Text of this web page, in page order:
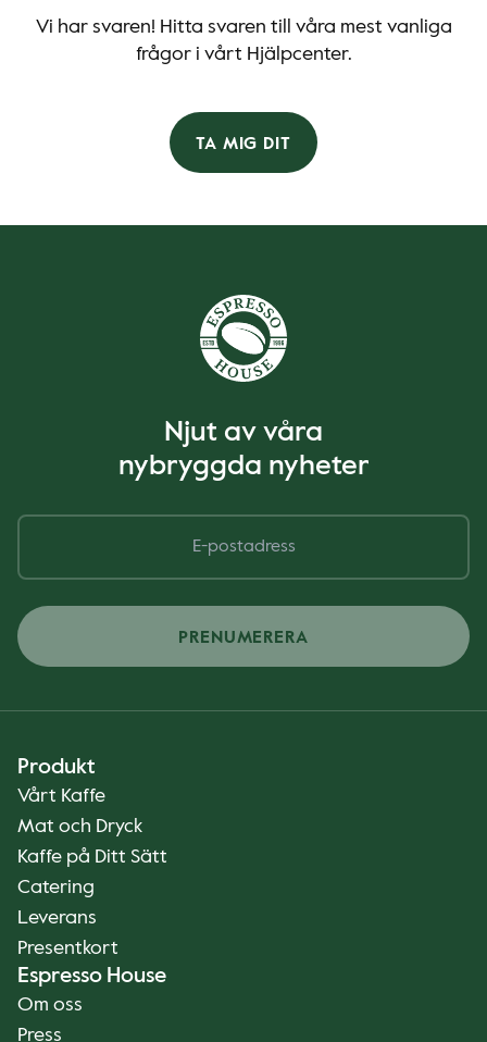
Vi har svaren! Hitta svaren till våra mest vanliga
frågor i vårt Hjälpcenter.
TA MIG DIT
Njut av våra
nybryggda nyheter
PRENUMERERA
Produkt
Vårt Kaffe
Mat och Dryck
Kaffe på Ditt Sätt
Catering
Leverans
Presentkort
Espresso House
Om oss
Press